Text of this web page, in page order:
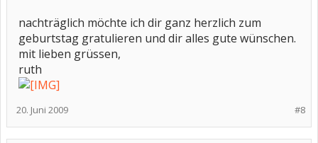
nachträglich möchte ich dir ganz herzlich zum
geburtstag gratulieren und dir alles gute wünschen.
mit lieben grüssen,
ruth
#8
20. Juni 2009